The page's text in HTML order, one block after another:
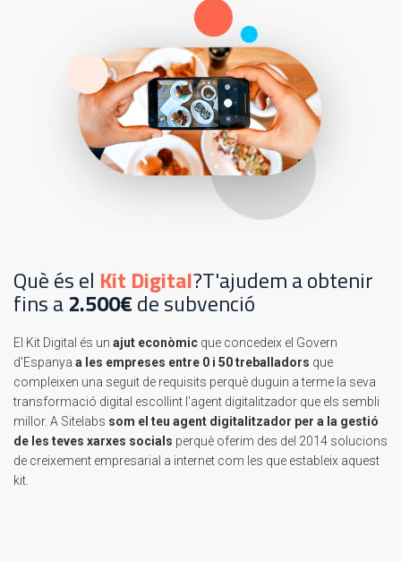
Què és el Kit Digital?T'ajudem a obtenir
fins a2.500€de subvenció
El Kit Digital és un ajut econòmic que concedeix el Govern
d'Espanya a les empreses entre 0 i 50 treballadors que
compleixen una seguit de requisits perquè duguin a terme la seva
transformació digital escollint l'agent digitalitzador que els sembli
millor. A Sitelabs som el teu agent digitalitzador per a la gestió
de les teves xarxes socials perquè oferim des del 2014 solucions
de creixement empresarial a internet com les que estableix aquest
kit.